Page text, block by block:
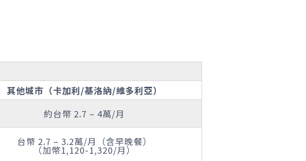
其他城市（卡加利/基洛納/維多利亞）
約台幣 2.7 – 4萬/月
台幣 2.7 – 3.2萬/月（含早晚餐）
（加幣1,120-1,320/月）